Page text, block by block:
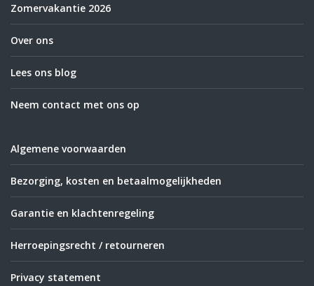
Zomervakantie 2026
Over ons
Lees ons blog
Neem contact met ons op
Algemene voorwaarden
Bezorging, kosten en betaalmogelijkheden
Garantie en klachtenregeling
Herroepingsrecht / retourneren
Privacy statement